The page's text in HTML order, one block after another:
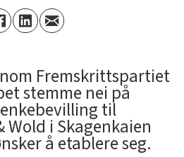
Fremskrittspartiet
stemme nei på
til
Wold i Skagenkaien
å etablere seg.